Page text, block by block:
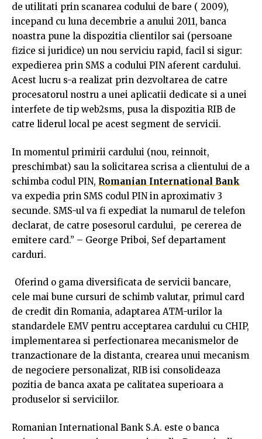
de utilitati prin scanarea codului de bare ( 2009),
incepand cu luna decembrie a anului 2011, banca
noastra pune la dispozitia clientilor sai (persoane
fizice si juridice) un nou serviciu rapid, facil si sigur:
expedierea prin SMS a codului PIN aferent cardului.
Acest lucru s-a realizat prin dezvoltarea de catre
procesatorul nostru a unei aplicatii dedicate si a unei
interfete de tip web2sms, pusa la dispozitia RIB de
catre liderul local pe acest segment de servicii.
In momentul primirii cardului (nou, reinnoit,
preschimbat) sau la solicitarea scrisa a clientului de a
schimba codul PIN, Romanian International Bank
va expedia prin SMS codul PIN in aproximativ 3
secunde. SMS-ul va fi expediat la numarul de telefon
declarat, de catre posesorul cardului, pe cererea de
emitere card.” – George Priboi, Sef departament
carduri.
Oferind o gama diversificata de servicii bancare,
cele mai bune cursuri de schimb valutar, primul card
de credit din Romania, adaptarea ATM-urilor la
standardele EMV pentru acceptarea cardului cu CHIP,
implementarea si perfectionarea mecanismelor de
tranzactionare de la distanta, crearea unui mecanism
de negociere personalizat, RIB isi consolideaza
pozitia de banca axata pe calitatea superioara a
produselor si serviciilor.
Romanian International Bank S.A. este o banca